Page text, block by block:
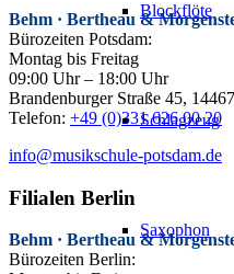
Blockflöte
Schlagzeug
Saxophon
Behm · Bertheau &
Bürozeiten Potsdam:
Montag bis Freitag
09:00 Uhr – 18:00 Uhr
Brandenburger Straße 45,
Telefon: +49 (0)331 626 00 20
info@musikschule-potsdam.de
Filialen Berlin
Behm · Bertheau &
Bürozeiten Berlin: